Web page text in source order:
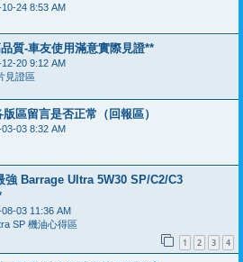
24 8:53 AM
質-車友使用滿意實際見證**
20 9:12 AM
見證區
區留言是否正常（回報區）
03 8:32 AM
強 Barrage Ultra 5W30 SP/C2/C3
03 11:36 AM
SP 機油心得區
1 2 3 4